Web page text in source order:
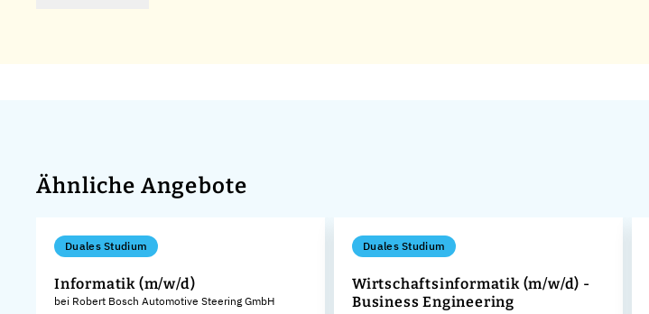
Ähnliche Angebote
Duales Studium
Informatik (m/w/d)
bei Robert Bosch Automotive Steering GmbH
Duales Studium
Wirtschaftsinformatik (m/w/d) -
Business Engineering